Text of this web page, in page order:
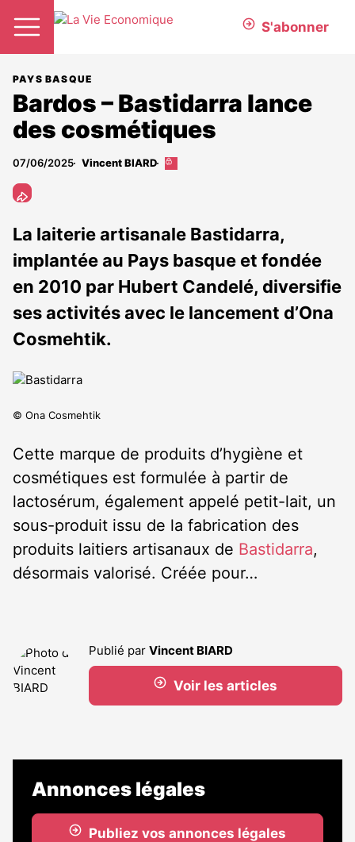
S'abonner
PAYS BASQUE
Bardos – Bastidarra lance
des cosmétiques
07/06/2025 Vincent BIARD
Cet
abonnés
La laiterie artisanale Bastidarra,
implantée au Pays basque et fondée
en 2010 par Hubert Candelé, diversifie
ses activités avec le lancement d’Ona
Cosmehtik.
© Ona Cosmehtik
Cette marque de produits d’hygiène et
cosmétiques est formulée à partir de
lactosérum, également appelé petit-lait, un
sous-produit issu de la fabrication des
produits laitiers artisanaux de Bastidarra,
désormais valorisé. Créée pour…
Publié par Vincent BIARD
Voir les articles
Annonces légales
Publiez vos annonces légales